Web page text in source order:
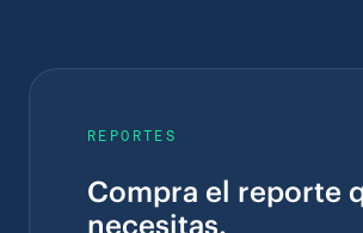
REPORTES
Compra el reporte
necesitas.